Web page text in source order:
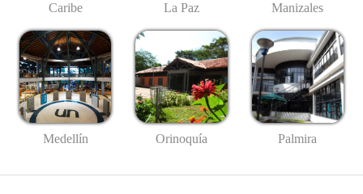
Caribe La Paz Manizales
Medellín Orinoquía Palmira